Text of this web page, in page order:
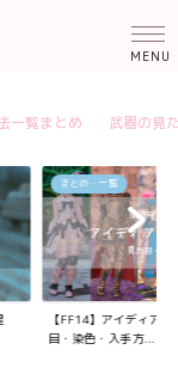
一覧まとめ
武器の見
まとめ・一覧
【FF14】アイディア
目・染色・入手方...